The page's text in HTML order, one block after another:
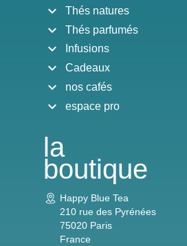
Thés natures
expand_more
Thés parfumés
expand_more
Infusions
expand_more
Cadeaux
expand_more
nos cafés
expand_more
espace pro
expand_more
la
boutique
Happy Blue Tea
210 rue des Pyrénées
75020 Paris
France